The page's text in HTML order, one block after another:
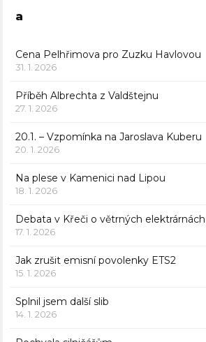
a
Cena Pelhřimova pro Zuzku Havlovou
31. 1. 2026
Příběh Albrechta z Valdštejnu
27. 1. 2026
20.1. – Vzpomínka na Jaroslava Kuberu
20. 1. 2026
Na plese v Kamenici nad Lipou
18. 1. 2026
Debata v Křeči o větrných elektrárnách
17. 1. 2026
Jak zrušit emisní povolenky ETS2
15. 1. 2026
Splnil jsem další slib
14. 1. 2026